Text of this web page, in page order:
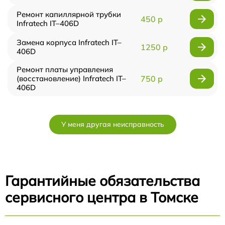
Ремонт капиллярной трубки
Infratech IT–406D
450 р
Замена корпуса Infratech IT–
406D
1250 р
Ремонт платы управления
(восстановление) Infratech IT–
406D
750 р
У меня другая неисправность
Гарантийные обязательства
сервисного центра в Томске